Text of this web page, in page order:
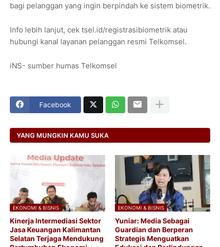
bagi pelanggan yang ingin berpindah ke sistem biometrik.
Info lebih lanjut, cek tsel.id/registrasibiometrik atau
hubungi kanal layanan pelanggan resmi Telkomsel.
iNS- sumber humas Telkomsel
Facebook
YANG MUNGKIN KAMU SUKA
EKONOMI & BISNIS
Kinerja Intermediasi Sektor
Jasa Keuangan Kalimantan
Selatan Terjaga Mendukung
EKONOMI & BISNIS
Yuniar: Media Sebagai
Guardian dan Berperan
Strategis Menguatkan